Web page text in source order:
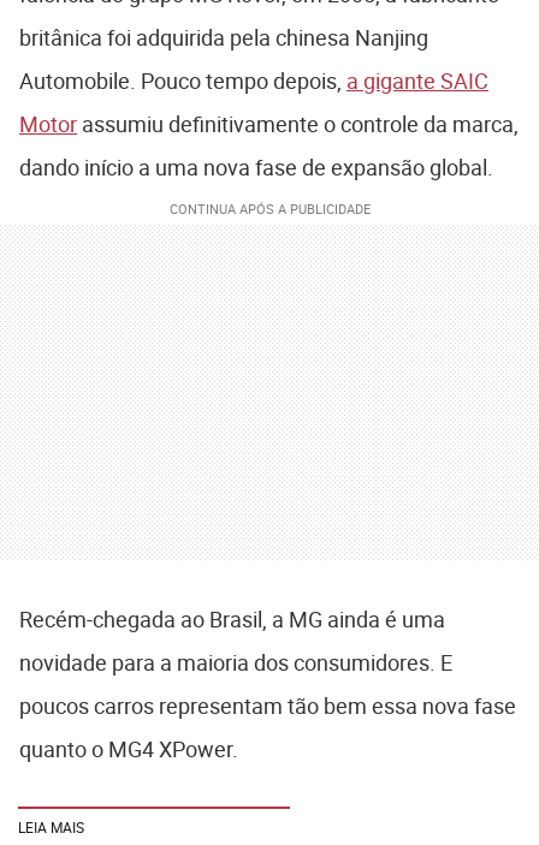
britânica foi adquirida pela chinesa Nanjing
Automobile. Pouco tempo depois, a gigante SAIC
Motor assumiu definitivamente o controle da marca,
dando início a uma nova fase de expansão global.
Recém-chegada ao Brasil, a MG ainda é uma
novidade para a maioria dos consumidores. E
poucos carros representam tão bem essa nova fase
quanto o MG4 XPower.
LEIA MAIS